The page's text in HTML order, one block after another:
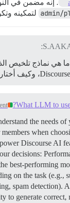
. إنه مضمن في
لتمكينه
ما هي نماذج تلخيص
What LLM to
the needs
when
Discourse AI
decisions:
best-performing
on the task (e.g.,
spam detection).
to generate correct,